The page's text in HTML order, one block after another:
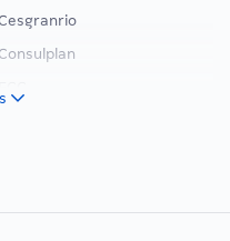
Consulplan